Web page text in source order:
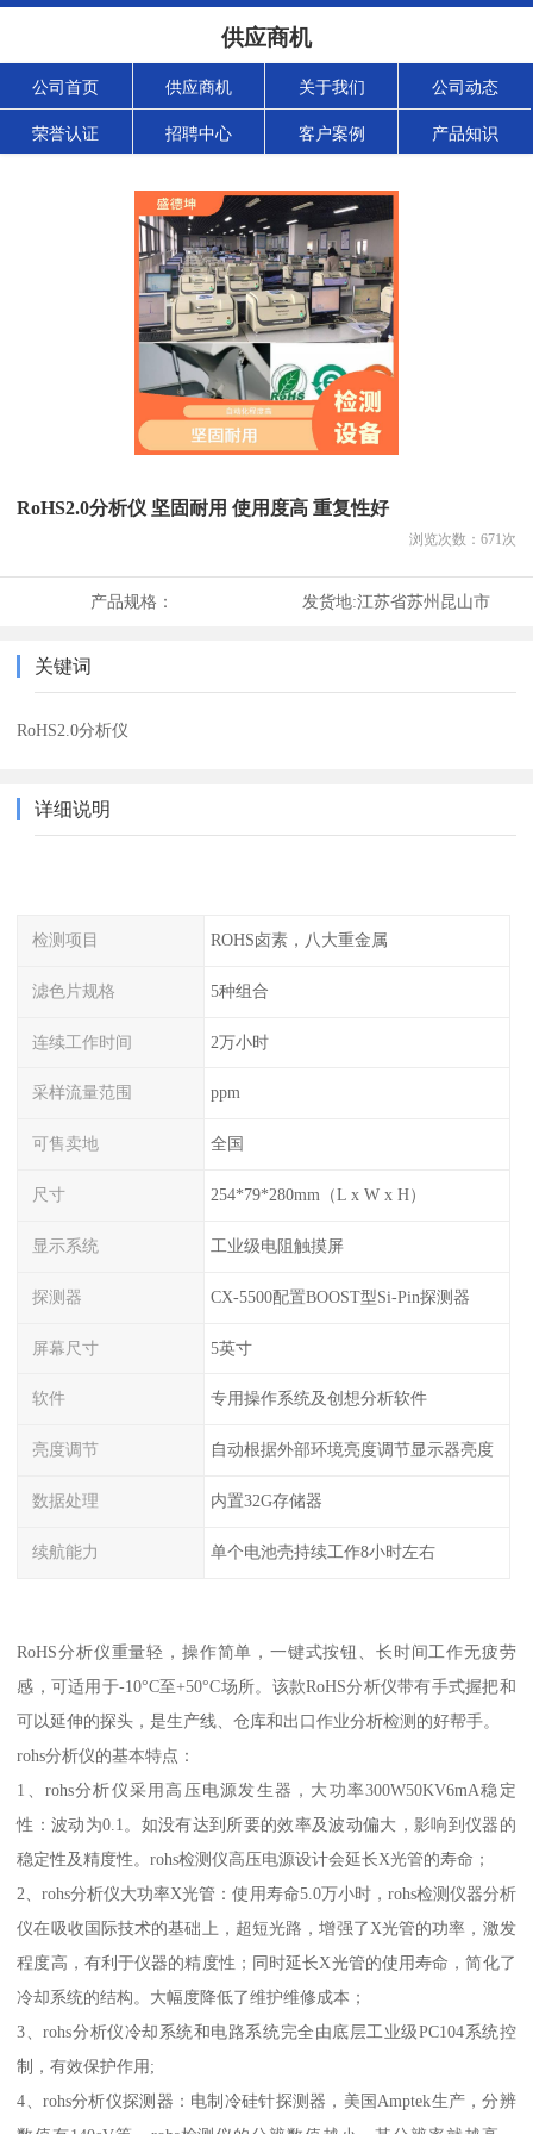
供应商机
公司首页 供应商机 关于我们 公司动态
荣誉认证 招聘中心 客户案例 产品知识
RoHS2.0分析仪 坚固耐用 使用度高 重复性好
浏览次数： 671次
产品规格： 发货地:江苏省苏州昆山市
关键词
RoHS2.0分析仪
详细说明
检测项目 ROHS卤素，八大重金属
滤色片规格 5种组合
连续工作时间 2万小时
采样流量范围 ppm
可售卖地 全国
尺寸 254*79*280mm（L x W x H）
显示系统 工业级电阻触摸屏
探测器 CX-5500配置BOOST型Si-Pin探测器
屏幕尺寸 5英寸
软件 专用操作系统及创想分析软件
亮度调节 自动根据外部环境亮度调节显示器亮度
数据处理 内置32G存储器
续航能力 单个电池壳持续工作8小时左右
RoHS分析仪重量轻，操作简单，一键式按钮、长时间工作无疲劳
感，可适用于-10°C至+50°C场所。该款RoHS分析仪带有手式握把和
可以延伸的探头，是生产线、仓库和出口作业分析检测的好帮手。
rohs分析仪的基本特点：
1、rohs分析仪采用高压电源发生器，大功率300W50KV6mA稳定
性：波动为0.1。如没有达到所要的效率及波动偏大，影响到仪器的
稳定性及精度性。rohs检测仪高压电源设计会延长X光管的寿命；
2、rohs分析仪大功率X光管：使用寿命5.0万小时，rohs检测仪器分析
仪在吸收国际技术的基础上，超短光路，增强了X光管的功率，激发
程度高，有利于仪器的精度性；同时延长X光管的使用寿命，简化了
冷却系统的结构。大幅度降低了维护维修成本；
3、rohs分析仪冷却系统和电路系统完全由底层工业级PC104系统控
制，有效保护作用;
4、rohs分析仪探测器：电制冷硅针探测器，美国Amptek生产，分辨